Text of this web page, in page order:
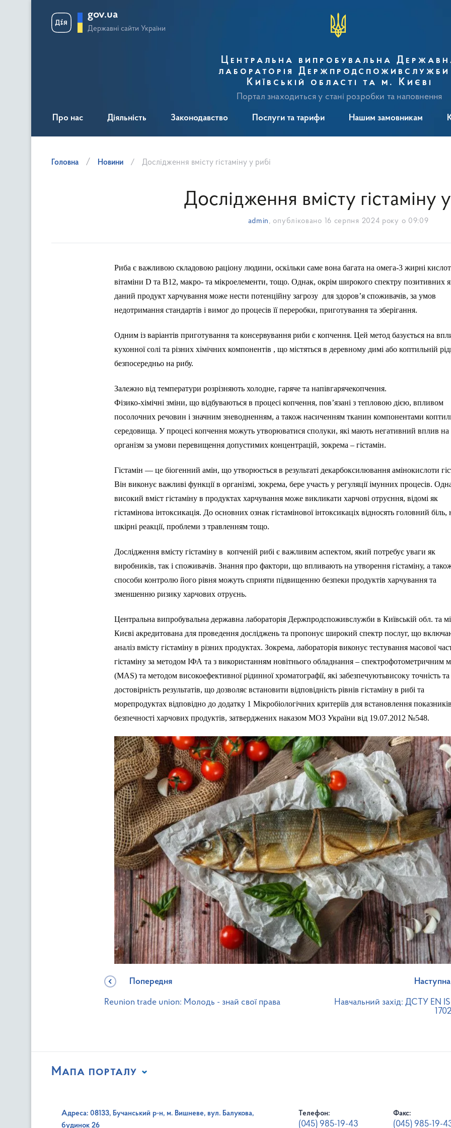
gov.ua
Державні сайти України
Центральна випробувальна
лабораторія
Київській області та м. Києві
Портал знаходиться у стані розробки та наповнення
Про нас Діяльність Законодавство Послуги та тарифи Нашим замовникам
Головна Новини Дослідження вмісту гістаміну у рибі
Дослідження вмісту гістаміну
admin , опубліковано 16 серпня 2024 року о 09:09
Риба є важливою складовою раціону людини, оскільки саме вона багата на омега-3 жирні
вітаміни D та B12, макро- та мікроелементи, тощо. Однак, окрім широкого спектру позитивних
даний продукт харчування може нести потенційну загрозу для здоров’я споживачів, за умов
недотримання стандартів і вимог до процесів її переробки, приготування та зберігання.
Одним із варіантів приготування та консервування риби є копчення. Цей метод базується на
кухонної солі та різних хімічних компонентів , що містяться в деревному димі або коптильній
безпосередньо на рибу.
Залежно від температури розрізняють холодне, гаряче та напівгарячекопчення.
Фізико-хімічні зміни, що відбуваються в процесі копчення, пов’язані з тепловою дією, впливом
посолочних речовин і значним зневодненням, а також насиченням тканин компонентами
середовища. У процесі копчення можуть утворюватися сполуки, які мають негативний вплив на
організм за умови перевищення допустимих концентрацій, зокрема – гістамін.
Гістамін — це біогенний амін, що утворюється в результаті декарбоксилювання амінокислоти
Він виконує важливі функції в організмі, зокрема, бере участь у регуляції імунних процесів.
високий вміст гістаміну в продуктах харчування може викликати харчові отруєння, відомі як
гістамінова інтоксикація. До основних ознак гістамінової інтоксикаціх відносять головний біль,
шкірні реакції, проблеми з травленням тощо.
Дослідження вмісту гістаміну в копченій рибі є важливим аспектом, який потребує уваги як
виробників, так і споживачів. Знання про фактори, що впливають на утворення гістаміну, а
способи контролю його рівня можуть сприяти підвищенню безпеки продуктів харчування та
зменшенню ризику харчових отруєнь.
Центральна випробувальна державна лабораторія Держпродспоживслужби в Київській обл. та
Києві акредитована для проведення досліджень та пропонує широкий спектр послуг, що
аналіз вмісту гістаміну в різних продуктах. Зокрема, лабораторія виконує тестування масової
гістаміну за методом ІФА та з використанням новітнього обладнання – спектрофотометричним
(МАS) та методом високоефективної рідинної хроматографії, які забезпечуютьвисоку точність та
достовірність результатів, що дозволяє встановити відповідність рівнів гістаміну в рибі та
морепродуктах відповідно до додатку 1 Мікробіологічних критеріїв для встановлення
безпечності харчових продуктів, затверджених наказом МОЗ України від 19.07.2012 №548.
Попередня
Reunion trade union: Молодь - знай свої права
Наступна
Навчальний захід: ДСТУ EN
Мапа порталу
Адреса: 08133, Бучанський р-н, м. Вишневе, вул. Балукова,
будинок 26
Телефон:
(045) 985-19-43
Факс:
(045) 985-19-